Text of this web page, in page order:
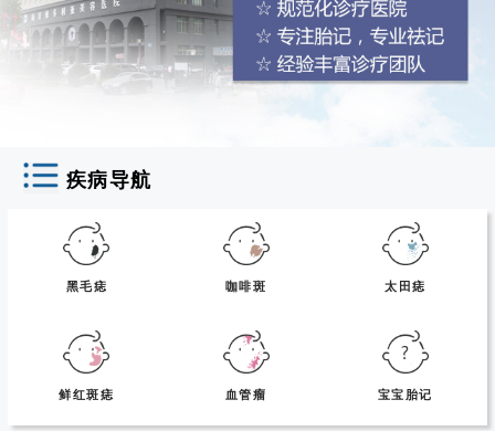
疾病导航
黑毛痣 咖啡斑 太田痣
鲜红斑痣 血管瘤 宝宝胎记